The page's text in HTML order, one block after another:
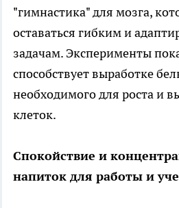
"гимнастика" для мозга,
оставаться гибким и
задачам. Эксперименты
способствует выработке
необходимого для роста и
клеток.
Спокойствие и
напиток для работы и